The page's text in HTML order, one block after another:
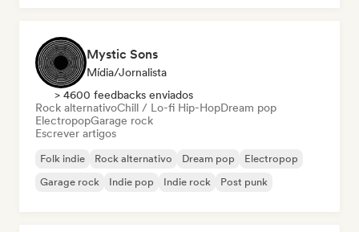
Mystic Sons
Mídia/Jornalista
> 4600 feedbacks enviados
Rock alternativoChill / Lo-fi Hip-HopDream pop
ElectropopGarage rock
Escrever artigos
Folk indie Rock alternativo Dream pop
Electropop
Garage rock
Indie pop Indie rock Post punk